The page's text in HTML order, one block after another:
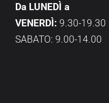
Da LUNEDÌ a
VENERDÌ: 9.30-19.30
SABATO: 9.00-14.00